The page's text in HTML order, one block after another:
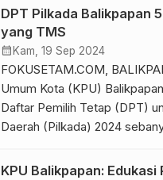
DPT Pilkada Balikpapan
yang TMS
calendar_month Kam, 19 Sep 2024
FOKUSETAM.COM,
Umum Kota (KPU)
Daftar Pemilih Tetap (DPT)
Daerah (Pilkada) 2024
KPU Balikpapan: